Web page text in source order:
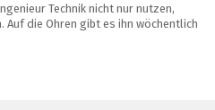
Technik nicht nur nutzen,
Auf die Ohren gibt es ihn wöchentlich